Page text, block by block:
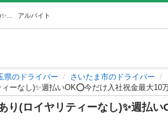
アルバイト
県のドライバー
さいたま市のドライバー
ーなし)✨週払いOK⭕️今だけ入社祝金最大10
り(ロイヤリティーなし)✨週払